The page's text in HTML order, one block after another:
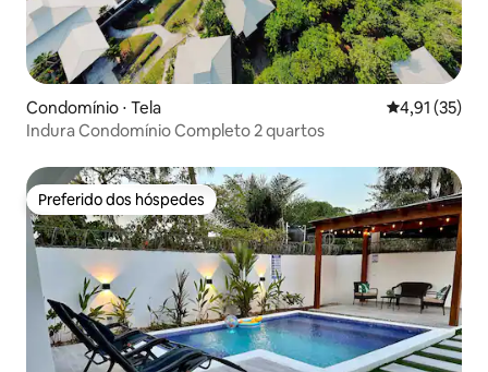
Condomínio ⋅ Tela 4,91 de uma
4,91 (35)
Indura Condomínio Completo 2 quartos
Preferido dos hóspedes
Preferido dos hóspedes